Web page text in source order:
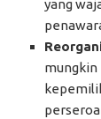
yang
mungkin